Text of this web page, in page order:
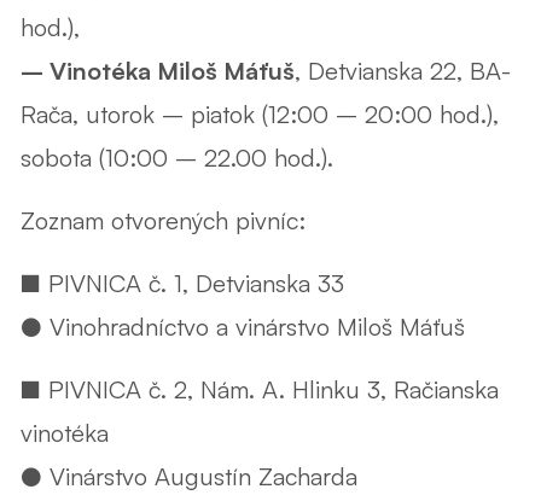
hod.),
– Vinotéka Miloš Máťuš, Detvianska 22, BA-
Rača, utorok – piatok (12:00 – 20:00 hod.),
sobota (10:00 – 22.00 hod.).
Zoznam otvorených pivníc:
■ PIVNICA č. 1, Detvianska 33
● Vinohradníctvo a vinárstvo Miloš Máťuš
■ PIVNICA č. 2, Nám. A. Hlinku 3, Račianska
vinotéka
● Vinárstvo Augustín Zacharda